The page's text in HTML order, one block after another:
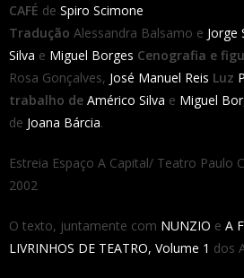
CAFÉ de Spiro Scimone
Tradução Alessandra Balsamo e Jorge
Silva e Miguel Borges Cenografia e
Rosa Gonçalves, José Manuel Reis Luz
trabalho de Américo Silva e Miguel
de Joana Bárcia.
Estreia Espaço A Capital/ Teatro Paulo
2002
O texto, juntamente com NUNZIO e A
LIVRINHOS DE TEATRO, Volume 1 dos